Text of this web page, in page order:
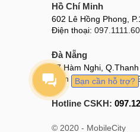
Hồ Chí Minh
602 Lê Hồng Phong,
Điện thoại:
Đà Nẵng
97 Hàm Nghi,
Điện thoại:
Hotline CSKH:
© 2020 - MobileCity
Bạn cần hỗ trợ?